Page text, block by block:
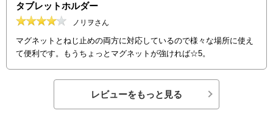
タブレットホルダー
ノリヲさん
マグネットとねじ止めの両方に対応しているので様々な場所に使え
て便利です。もうちょっとマグネットが強ければ☆5。
レビューをもっと見る